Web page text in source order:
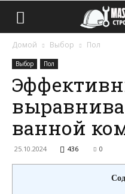
Домой Выбор Пол
Выбор Пол
ванной
25.10.2024 436 0